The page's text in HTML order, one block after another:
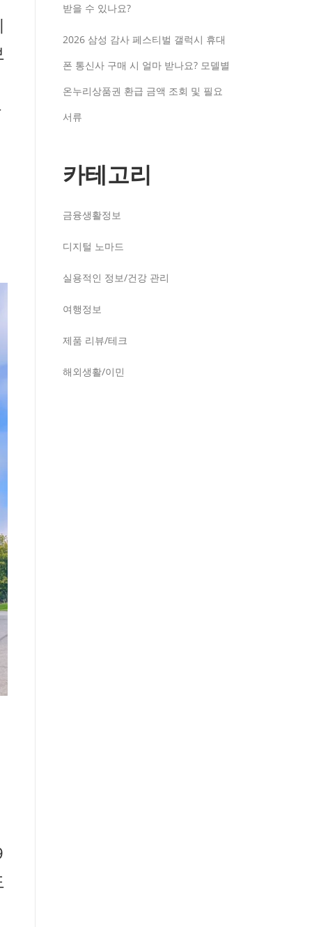
받을 수 있나요?
2026 삼성 감사 페스티벌 갤럭시 휴대
폰 통신사 구매 시 얼마 받나요? 모델별
온누리상품권 환급 금액 조회 및 필요
서류
카테고리
금융생활정보
디지털 노마드
실용적인 정보/건강 관리
여행정보
제품 리뷰/테크
해외생활/이민